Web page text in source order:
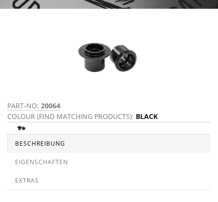
PART-NO: 20064
COLOUR (FIND MATCHING PRODUCTS): BLACK
BESCHREIBUNG
EIGENSCHAFTEN
EXTRAS